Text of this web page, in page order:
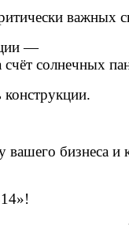
важных
—
счёт солнечных
конструкции.
вашего бизнеса и
»!